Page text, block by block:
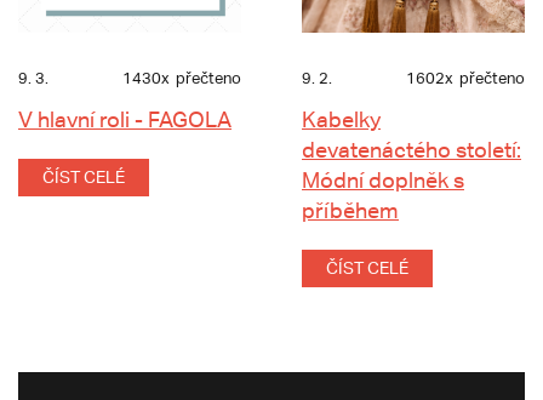
9. 3. 1430x přečteno
V hlavní roli - FAGOLA
ČÍST CELÉ
9. 2. 1602x přečteno
Kabelky
devatenáctého století:
Módní doplněk s
příběhem
ČÍST CELÉ